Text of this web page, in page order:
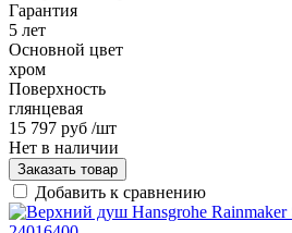
Гарантия
5 лет
Основной цвет
хром
Поверхность
глянцевая
15 797 руб /шт
Нет в наличии
Заказать товар
Добавить к сравнению